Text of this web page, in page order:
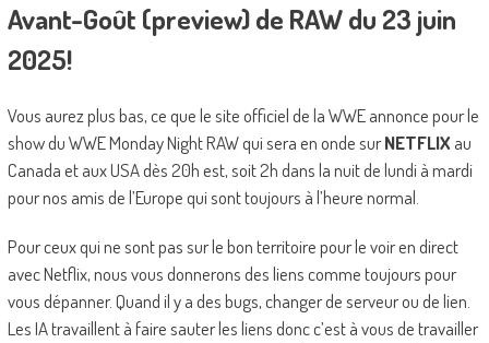
Avant-Goût (preview) de RAW du 23 juin
2025!
Vous aurez plus bas, ce que le site officiel de la WWE annonce pour le
show du WWE Monday Night RAW qui sera en onde surNETFLIX au
Canada et aux USA dès 20h est, soit 2h dans la nuit de lundi à mardi
pour nos amis de l’Europe qui sont toujours à l’heure normal.
Pour ceux qui ne sont pas sur le bon territoire pour le voir en direct
avec Netflix, nous vous donnerons des liens comme toujours pour
vous dépanner. Quand il y a des bugs, changer de serveur ou de lien.
Les IA travaillent à faire sauter les liens donc c’est à vous de travailler